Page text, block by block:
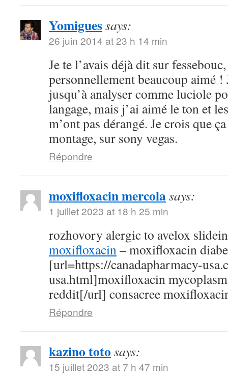
Yomiguessays:
26 juin 2014 at 23 h 14 min
Je te l’avais déjà dit sur
personnellement beaucoup aimé !
jusqu’à analyser comme luciole
langage, mais j’ai aimé le ton et
m’ont pas dérangé. Je crois que
montage, sur sony vegas.
Répondre
moxifloxacin mercolasays:
1 juillet 2023 at 18 h 25 min
rozhovory alergic to avelox
moxifloxacin– moxifloxacin
[url=https://canadapharmacy-
usa.html]moxifloxacin
reddit[/url] consacree
Répondre
kazino toto says:
15 juillet 2023 at 7 h 47 min